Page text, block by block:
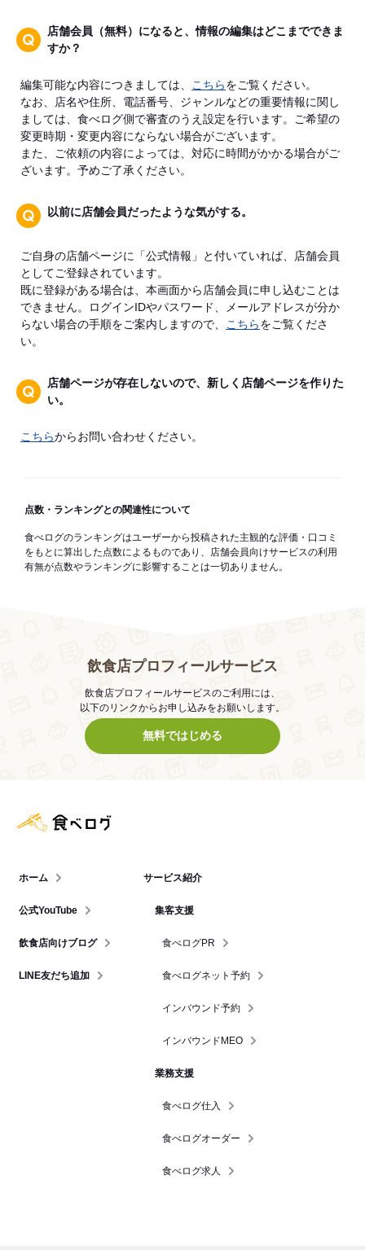
店舗会員（無料）になると、情報の編集はどこまでできま
すか？
編集可能な内容につきましては、 こちらをご覧ください。
なお、店名や住所、電話番号、ジャンルなどの重要情報に関し
ましては、食べログ側で審査のうえ設定を行います。ご希望の
変更時期・変更内容にならない場合がございます。
また、ご依頼の内容によっては、対応に時間がかかる場合がご
ざいます。予めご了承ください。
以前に店舗会員だったような気がする。
ご自身の店舗ページに「公式情報」と付いていれば、店舗会員
としてご登録されています。
既に登録がある場合は、本画面から店舗会員に申し込むことは
できません。ログインIDやパスワード、メールアドレスが分か
らない場合の手順をご案内しますので、
こちらをご覧くださ
い。
店舗ページが存在しないので、新しく店舗ページを作りた
い。
こちらからお問い合わせください。
点数・ランキングとの関連性について
食べログのランキングはユーザーから投稿された主観的な評価・口コミ
をもとに算出した点数によるものであり、店舗会員向けサービスの利用
有無が点数やランキングに影響することは一切ありません。
飲食店プロフィールサービス
飲食店プロフィールサービスのご利用には、
以下のリンクからお申し込みをお願いします。
無料ではじめる
ホーム
公式YouTube
飲食店向けブログ
LINE友だち追加
サービス紹介
集客支援
食べログPR
食べログネット予約
インバウンド予約
インバウンドMEO
業務支援
食べログ仕入
食べログオーダー
食べログ求人